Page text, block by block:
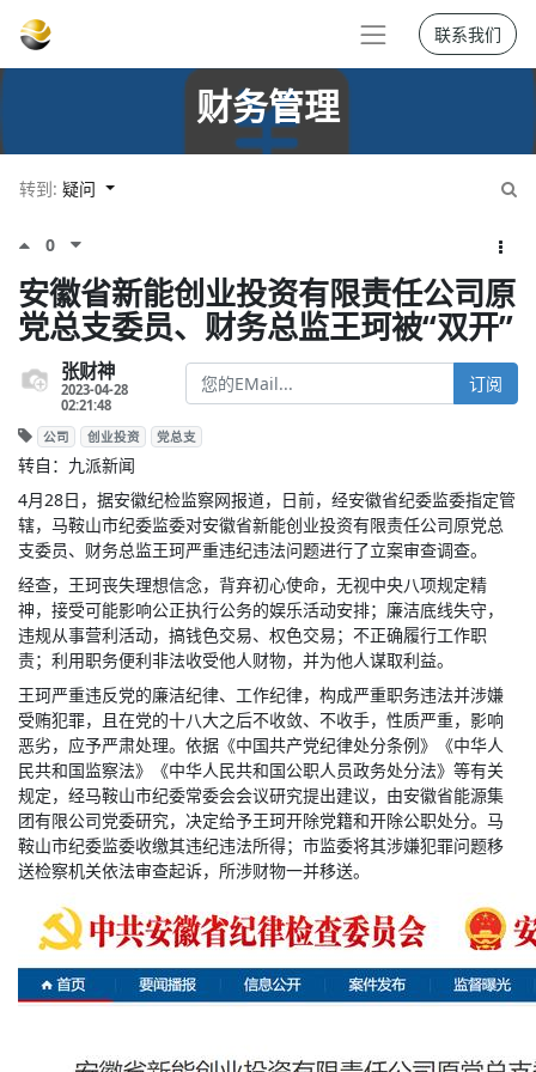
联系我们
财务管理
转到: 疑问
0
安徽省新能创业投资有限责任公司原
党总支委员、财务总监王珂被“双开”
张财神
2023-04-28
02:21:48
订阅
公司 创业投资 党总支
转自：九派新闻
4月28日，据安徽纪检监察网报道，日前，经安徽省纪委监委指定管
辖，马鞍山市纪委监委对安徽省新能创业投资有限责任公司原党总
支委员、财务总监王珂严重违纪违法问题进行了立案审查调查。
经查，王珂丧失理想信念，背弃初心使命，无视中央八项规定精
神，接受可能影响公正执行公务的娱乐活动安排；廉洁底线失守，
违规从事营利活动，搞钱色交易、权色交易；不正确履行工作职
责；利用职务便利非法收受他人财物，并为他人谋取利益。
王珂严重违反党的廉洁纪律、工作纪律，构成严重职务违法并涉嫌
受贿犯罪，且在党的十八大之后不收敛、不收手，性质严重，影响
恶劣，应予严肃处理。依据《中国共产党纪律处分条例》《中华人
民共和国监察法》《中华人民共和国公职人员政务处分法》等有关
规定，经马鞍山市纪委常委会会议研究提出建议，由安徽省能源集
团有限公司党委研究，决定给予王珂开除党籍和开除公职处分。马
鞍山市纪委监委收缴其违纪违法所得；市监委将其涉嫌犯罪问题移
送检察机关依法审查起诉，所涉财物一并移送。